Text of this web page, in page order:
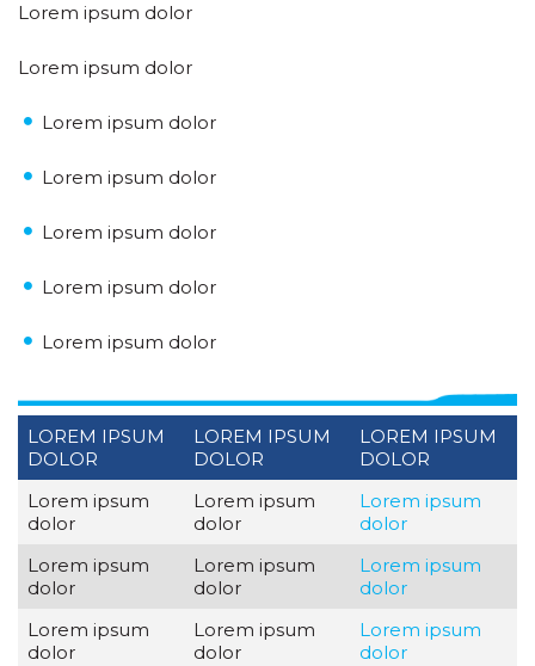
Lorem ipsum dolor
Lorem ipsum dolor
Lorem ipsum dolor
Lorem ipsum dolor
Lorem ipsum dolor
Lorem ipsum dolor
Lorem ipsum dolor
LOREM IPSUM
DOLOR
LOREM IPSUM
DOLOR
LOREM IPSUM
DOLOR
Lorem ipsum
dolor
Lorem ipsum
dolor
Lorem ipsum
dolor
Lorem ipsum
dolor
Lorem ipsum
dolor
Lorem ipsum
dolor
Lorem ipsum
dolor
Lorem ipsum
dolor
Lorem ipsum
dolor